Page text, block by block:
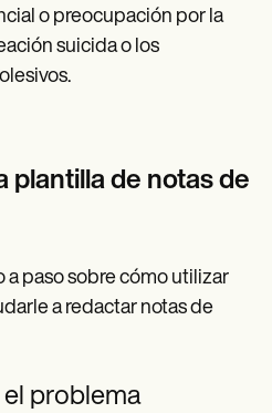
o preocupación por la
suicida o los
plantilla de notas de
paso sobre cómo utilizar
a redactar notas de
el problema